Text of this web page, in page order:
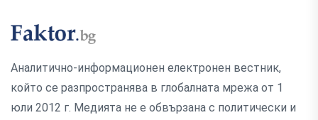
Аналитично-информационен електронен вестник,
който се разпространява в глобалната мрежа от 1
юли 2012 г. Медията не е обвързана с политически и